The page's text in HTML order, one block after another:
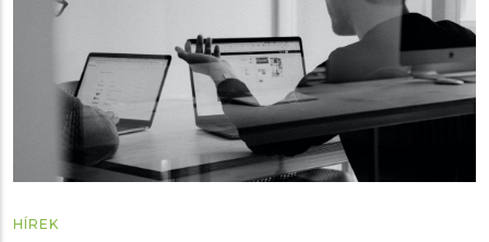
HÍREK